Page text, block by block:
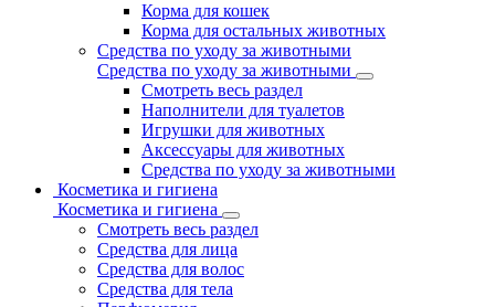
Корма для кошек
Корма для остальных животных
Средства по уходу за животными
Средства по уходу за животными
Смотреть весь раздел
Наполнители для туалетов
Игрушки для животных
Аксессуары для животных
Средства по уходу за животными
Косметика и гигиена
Косметика и гигиена
Смотреть весь раздел
Средства для лица
Средства для волос
Средства для тела